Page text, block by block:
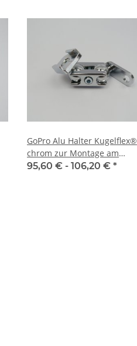
GoPro Alu Halter Kugelflex®
chrom zur Montage am
Rückspiegel
95,60 € - 106,20 € *